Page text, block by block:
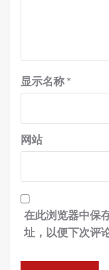
显示名称 *
网站
在此浏览器中保
址，以便下次评